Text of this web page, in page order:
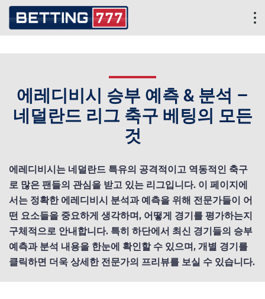
에레디비시 승부 예측 & 분석 –
네덜란드 리그 축구 베팅의 모든
것
에레디비시는 네덜란드 특유의 공격적이고 역동적인 축구
로 많은 팬들의 관심을 받고 있는 리그입니다. 이 페이지에
서는 정확한 에레디비시 분석과 예측을 위해 전문가들이 어
떤 요소들을 중요하게 생각하며, 어떻게 경기를 평가하는지
구체적으로 안내합니다. 특히 하단에서 최신 경기들의 승부
예측과 분석 내용을 한눈에 확인할 수 있으며, 개별 경기를
클릭하면 더욱 상세한 전문가의 프리뷰를 보실 수 있습니다.